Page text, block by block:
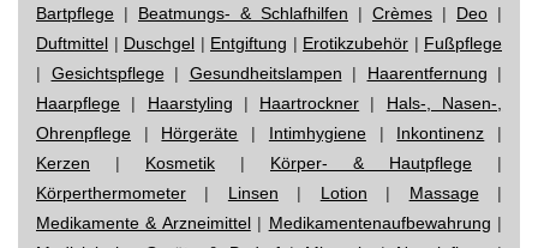
Bartpflege | Beatmungs- & Schlafhilfen | Crèmes | Deo |
Duftmittel | Duschgel | Entgiftung | Erotikzubehör | Fußpflege
| Gesichtspflege| Gesundheitslampen | Haarentfernung |
Haarpflege | Haarstyling | Haartrockner | Hals-, Nasen-,
Ohrenpflege | Hörgeräte | Intimhygiene| Inkontinenz |
Kerzen | Kosmetik | Körper- & Hautpflege |
Körperthermometer | Linsen | Lotion | Massage|
Medikamente & Arzneimittel| Medikamentenaufbewahrung |